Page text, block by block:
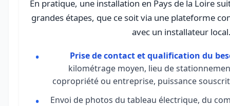
En pratique, une installation en Pays de la Loire
grandes étapes, que ce soit via une plateforme
avec un installateur
Prise de contact et qualification du
kilométrage moyen, lieu de
copropriété ou entreprise, puissance
Envoi de photos du tableau électrique, du